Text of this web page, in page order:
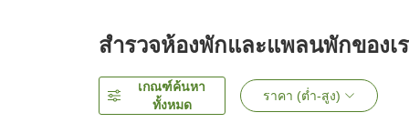
สำรวจห้องพักและแพลนพักของเ
เกณฑ์ค้นหา
ทั้งหมด
ราคา (ต่ำ-สูง)